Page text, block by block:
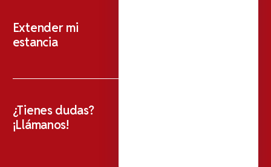
Extender mi
estancia
¿Tienes dudas?
¡Llámanos!